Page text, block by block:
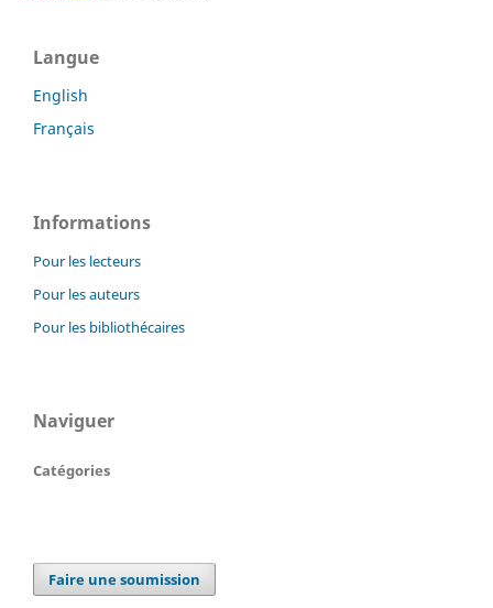
Langue
English
Français
Informations
Pour les lecteurs
Pour les auteurs
Pour les bibliothécaires
Naviguer
Catégories
Faire une soumission